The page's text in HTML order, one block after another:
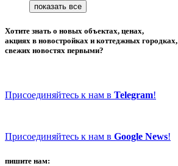
Хотите знать о новых объектах, ценах,
акциях в новостройках и коттеджных городках,
свежих новостях первыми?
Присоединяйтесь к нам в Telegram!
Присоединяйтесь к нам в Google News!
пишите нам: